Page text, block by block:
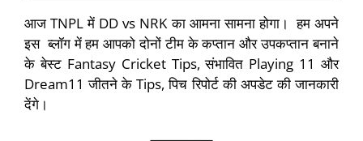
आज TNPL में DD vs NRK का आमना सामना होगा। हम अपने
इस ब्लॉग में हम आपको दोनों टीम के कप्तान और उपकप्तान बनाने
के बेस्ट Fantasy Cricket Tips, संभावित Playing 11 और
Dream11 जीतने के Tips, पिच रिपोर्ट की अपडेट की जानकारी
देंगे।